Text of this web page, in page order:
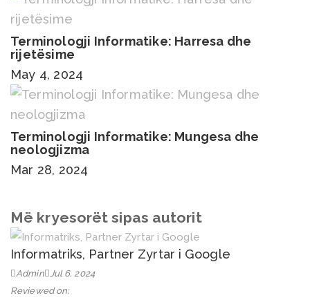
Terminologji Informatike: Harresa dhe
rijetësime
May 4, 2024
Terminologji Informatike: Mungesa dhe
neologjizma
Mar 28, 2024
Më kryesorët sipas autorit
Informatriks, Partner Zyrtar i Google
Admin Jul 6, 2024
Reviewed on: